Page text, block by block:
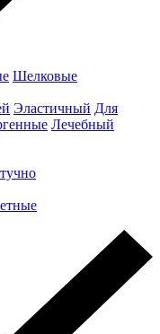
Шелковые
Эластичный Для
Лечебный